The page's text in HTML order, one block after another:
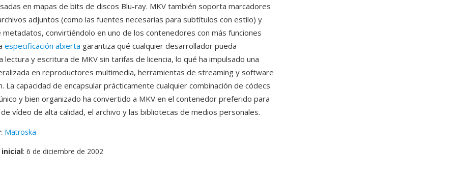
en mapas de bits de discos Blu-ray. MKV también soporta marcadores
adjuntos (como las fuentes necesarias para subtítulos con estilo) y
convirtiéndolo en uno de los contenedores con más funciones
especificación abierta garantiza qué cualquier desarrollador pueda
lectura y escritura de MKV sin tarifas de licencia, lo qué ha impulsado una
en reproductores multimedia, herramientas de streaming y software
La capacidad de encapsular prácticamente cualquier combinación de códecs
y bien organizado ha convertido a MKV en el contenedor preferido para
vídeo de alta calidad, el archivo y las bibliotecas de medios personales.
: Matroska
inicial: 6 de diciembre de 2002